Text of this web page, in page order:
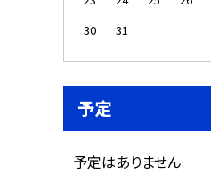
30
31
予定
予定はありません